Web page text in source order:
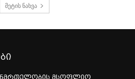
მეტის ნახვა
მსოფლიო